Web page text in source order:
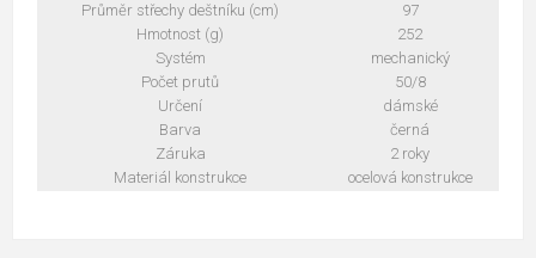
Průměr střechy deštníku (cm)
97
Hmotnost (g)
252
Systém
mechanický
Počet prutů
50/8
Určení
dámské
Barva
černá
Záruka
2 roky
Materiál konstrukce
ocelová konstrukce